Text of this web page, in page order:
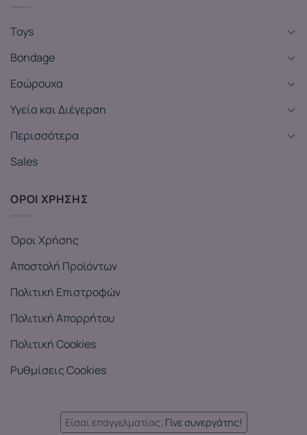
Toys
Bondage
Εσώρουχα
Υγεία και Διέγερση
Περισσότερα
Sales
ΟΡΟΙ ΧΡΗΣΗΣ
Όροι Χρήσης
Αποστολή Προϊόντων
Πολιτική Επιστροφών
Πολιτική Απορρήτου
Πολιτική Cookies
Ρυθμίσεις Cookies
Είσαι επαγγελματίας; Γίνε συνεργάτης!